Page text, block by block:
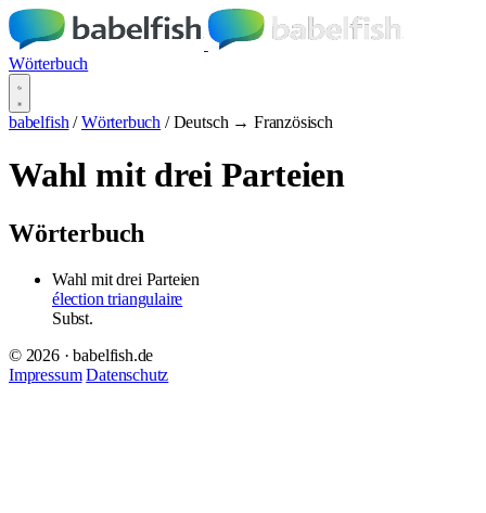
Wörterbuch
babelfish / Wörterbuch / Deutsch → Französisch
Wahl mit drei Parteien
Wörterbuch
Wahl mit drei Parteien
élection triangulaire
Subst.
© 2026 · babelfish.de
Impressum Datenschutz